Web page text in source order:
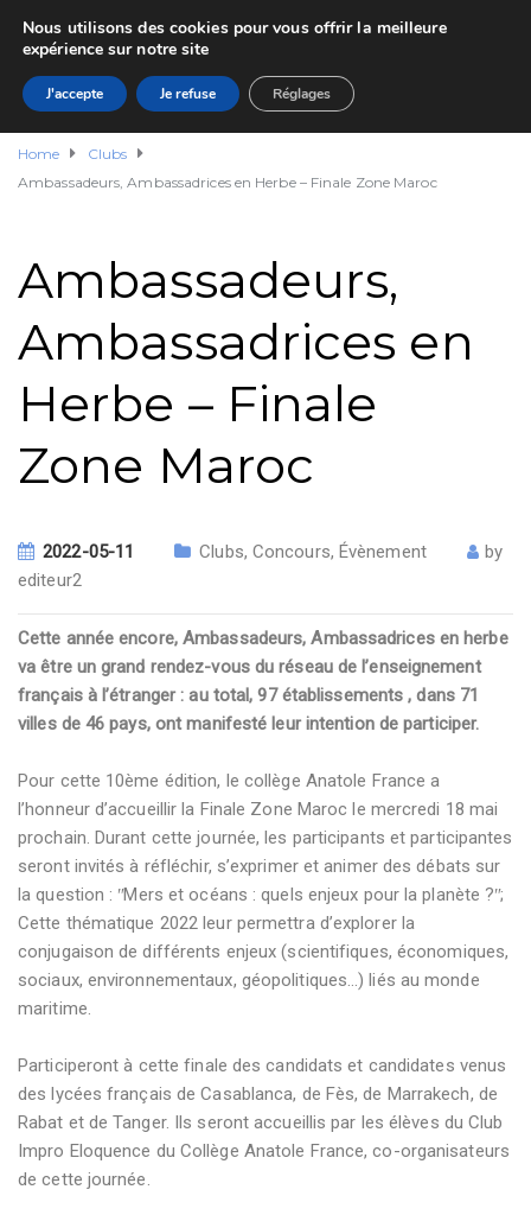
Home
Clubs
Ambassadeurs, Ambassadrices en Herbe – Finale Zone Maroc
Ambassadeurs,
Ambassadrices en
Herbe – Finale
Zone Maroc
2022-05-11 Clubs, Concours, Évènement
by
editeur2
Cette année encore, Ambassadeurs, Ambassadrices en herbe
va être un grand rendez-vous du réseau de l’enseignement
français à l’étranger : au total, 97 établissements , dans 71
villes de 46 pays, ont manifesté leur intention de participer.
Pour cette 10ème édition, le collège Anatole France a
l’honneur d’accueillir la Finale Zone Maroc le mercredi 18 mai
prochain. Durant cette journée, les participants et participantes
seront invités à réfléchir, s’exprimer et animer des débats sur
la question : ʺMers et océans : quels enjeux pour la planète ?ʺ;
Cette thématique 2022 leur permettra d’explorer la
conjugaison de différents enjeux (scientifiques, économiques,
sociaux, environnementaux, géopolitiques…) liés au monde
maritime.
Participeront à cette finale des candidats et candidates venus
des lycées français de Casablanca, de Fès, de Marrakech, de
Rabat et de Tanger. Ils seront accueillis par les élèves du Club
Impro Eloquence du Collège Anatole France, co-organisateurs
de cette journée.
Nous utilisons des cookies pour vous offrir la meilleure
expérience sur notre site
J'accepte Je refuse Réglages